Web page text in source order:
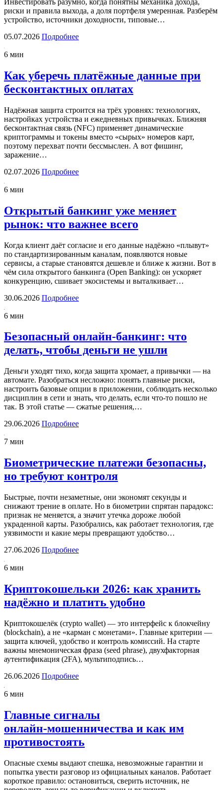
риски и правила выхода, а доля портфеля умеренная. Разберём
устройство, источники доходности, типовые…
05.07.2026 Подробнее
6 мин
Как уберечь платёжные данные при
бесконтактных оплатах
Надёжная защита строится на трёх уровнях: технологиях,
настройках устройства и ежедневных привычках. Ближняя
бесконтактная связь (NFC) применяет динамические
криптограммы и токены вместо «сырых» номеров карт,
поэтому перехват почти бессмыслен. А вот фишинг,
заражение…
02.07.2026 Подробнее
6 мин
Открытый банкинг уже меняет
рынок: что важнее всего
Когда клиент даёт согласие и его данные надёжно «плывут»
по стандартизированным каналам, появляются новые
сервисы, а старые становятся дешевле и ближе к жизни. Вот в
чём сила открытого банкинга (Open Banking): он ускоряет
конкуренцию, сшивает экосистемы и выталкивает…
30.06.2026 Подробнее
6 мин
Безопасный онлайн-банкинг: что
делать, чтобы деньги не ушли
Деньги уходят тихо, когда защита хромает, а привычки — на
автомате. Разобраться несложно: понять главные риски,
настроить базовые опции в приложении, соблюдать несколько
дисциплин в сети и знать, что делать, если что-то пошло не
так. В этой статье — сжатые решения,…
29.06.2026 Подробнее
7 мин
Биометрические платежи безопасны,
но требуют контроля
Быстрые, почти незаметные, они экономят секунды и
снижают трение в оплате. Но в биометрии спрятан парадокс:
признак не меняется, а значит утечка дороже любой
украденной карты. Разобрались, как работает технология, где
уязвимости и какие меры превращают удобство…
27.06.2026 Подробнее
6 мин
Криптокошельки 2026: как хранить
надёжно и платить удобно
Криптокошелёк (crypto wallet) — это интерфейс к блокчейну
(blockchain), а не «карман с монетами». Главные критерии —
защита ключей, удобство и контроль комиссий. На старте
важны мнемоническая фраза (seed phrase), двухфакторная
аутентификация (2FA), мультиподпись…
26.06.2026 Подробнее
6 мин
Главные сигналы
онлайн‑мошенничества и как им
противостоять
Опасные схемы выдают спешка, невозможные гарантии и
попытка увести разговор из официальных каналов. Работает
короткое правило: остановиться, сверить источник, не